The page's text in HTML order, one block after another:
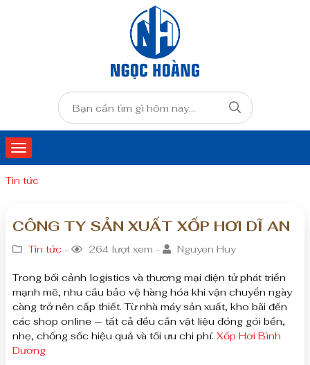
Tin tức
CÔNG TY SẢN XUẤT XỐP HƠI DĨ AN
Tin tức - 264 lượt xem - Nguyen Huy
Trong bối cảnh logistics và thương mại điện tử phát triển
mạnh mẽ, nhu cầu bảo vệ hàng hóa khi vận chuyển ngày
càng trở nên cấp thiết. Từ nhà máy sản xuất, kho bãi đến
các shop online — tất cả đều cần vật liệu đóng gói bền,
nhẹ, chống sốc hiệu quả và tối ưu chi phí. Xốp Hơi Bình
Dương